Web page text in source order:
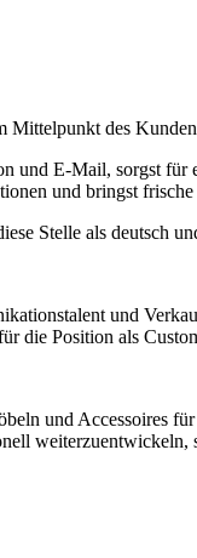
des
und E-Mail, sorgst
und bringst
Stelle als deutsch
und
die Position als
und Accessoires